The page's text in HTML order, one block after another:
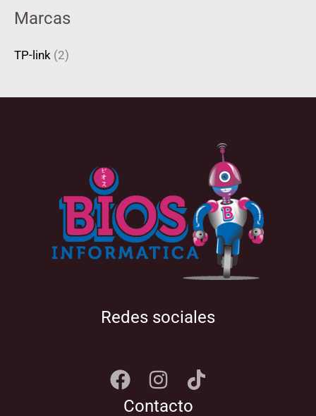
Marcas
TP-link (2)
Redes sociales
Contacto